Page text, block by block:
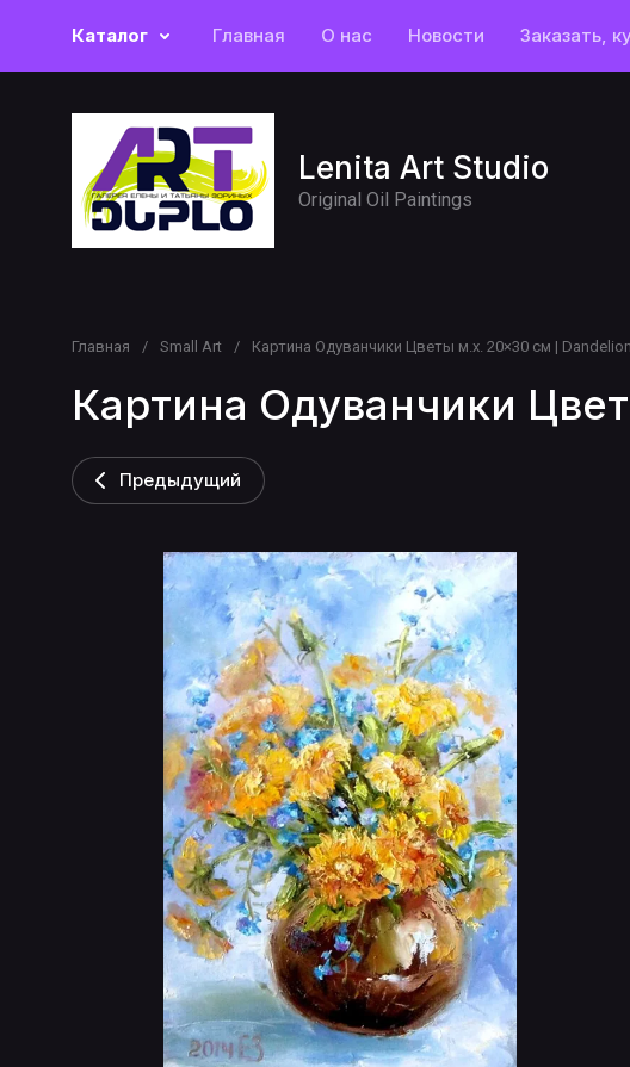
Каталог Главная О нас Новости Заказать,
Lenita Art Studio
Original Oil Paintings
Главная / Small Art / Картина Одуванчики Цветы м.х. 20×30 см |
Картина Одуванчики
Предыдущий